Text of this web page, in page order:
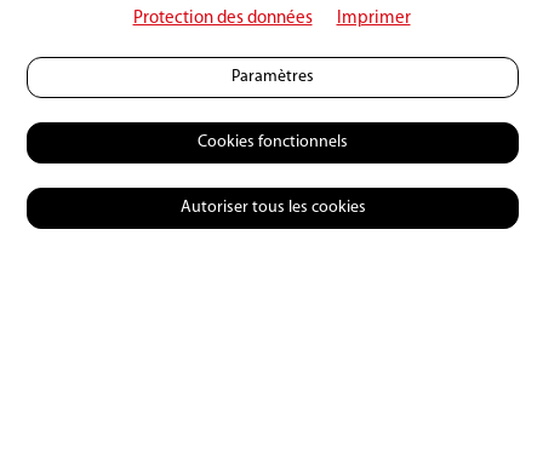
Protection des données Imprimer
Paramètres
Cookies fonctionnels
Autoriser tous les cookies